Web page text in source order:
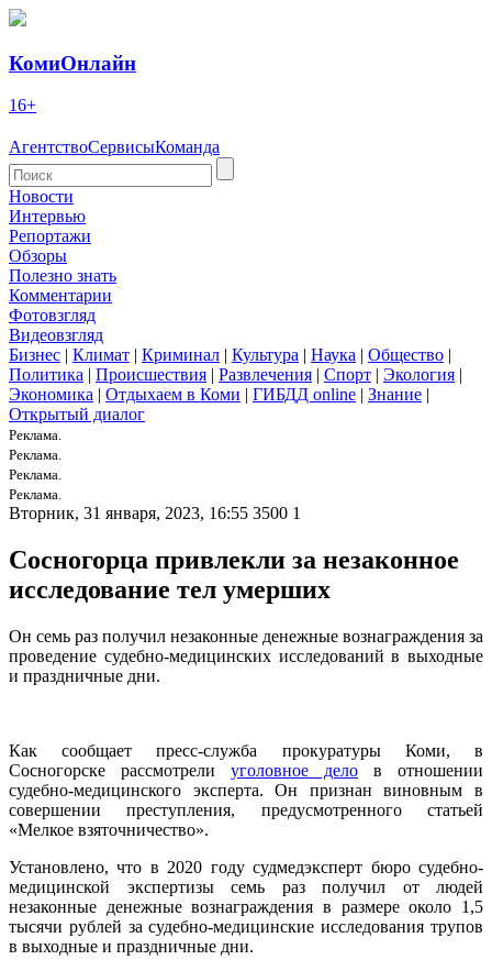
КомиОнлайн
16+
АгентствоСервисыКоманда
Новости
Интервью
Репортажи
Обзоры
Полезно знать
Комментарии
Фотовзгляд
Видеовзгляд
Бизнес | Климат | Криминал | Культура | Наука | Общество |
Политика | Происшествия | Развлечения | Спорт | Экология |
Экономика | Отдыхаем в Коми | ГИБДД online | Знание |
Открытый диалог
Реклама.
Реклама.
Реклама.
Реклама.
Вторник, 31 января, 2023, 16:55 3500 1
Сосногорца привлекли за незаконное
исследование тел умерших
Он семь раз получил незаконные денежные вознаграждения за
проведение судебно-медицинских исследований в выходные
и праздничные дни.
Как сообщает пресс-служба прокуратуры Коми, в
Сосногорске рассмотрели уголовное дело в отношении
судебно-медицинского эксперта. Он признан виновным в
совершении преступления, предусмотренного статьей
«Мелкое взяточничество».
Установлено, что в 2020 году судмедэксперт бюро судебно-
медицинской экспертизы семь раз получил от людей
незаконные денежные вознаграждения в размере около 1,5
тысячи рублей за судебно-медицинские исследования трупов
в выходные и праздничные дни.